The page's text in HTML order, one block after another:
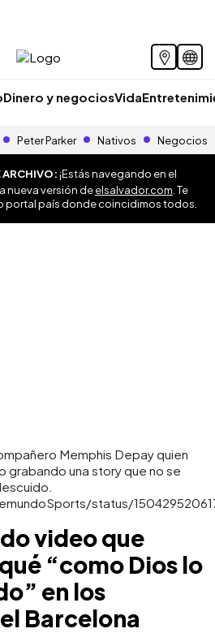
Dinero y negociosVida
Peter Parker Nativos Negocios
ARCHIVO:¡Estás navegando en el
nueva versión deelsalvador.com . Te
portal país donde coincidimos todos.
Memphis Depay quien
grabando una story que no se
status/
video que
“como Dios lo
en los
Barcelona